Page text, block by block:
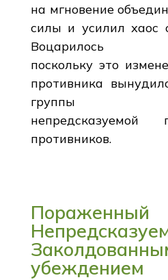
на мгновение
силы и усилил хаос
Воцарилось
поскольку это
противника
группы
непредсказуемой
противников.
Пораженный
убеждением